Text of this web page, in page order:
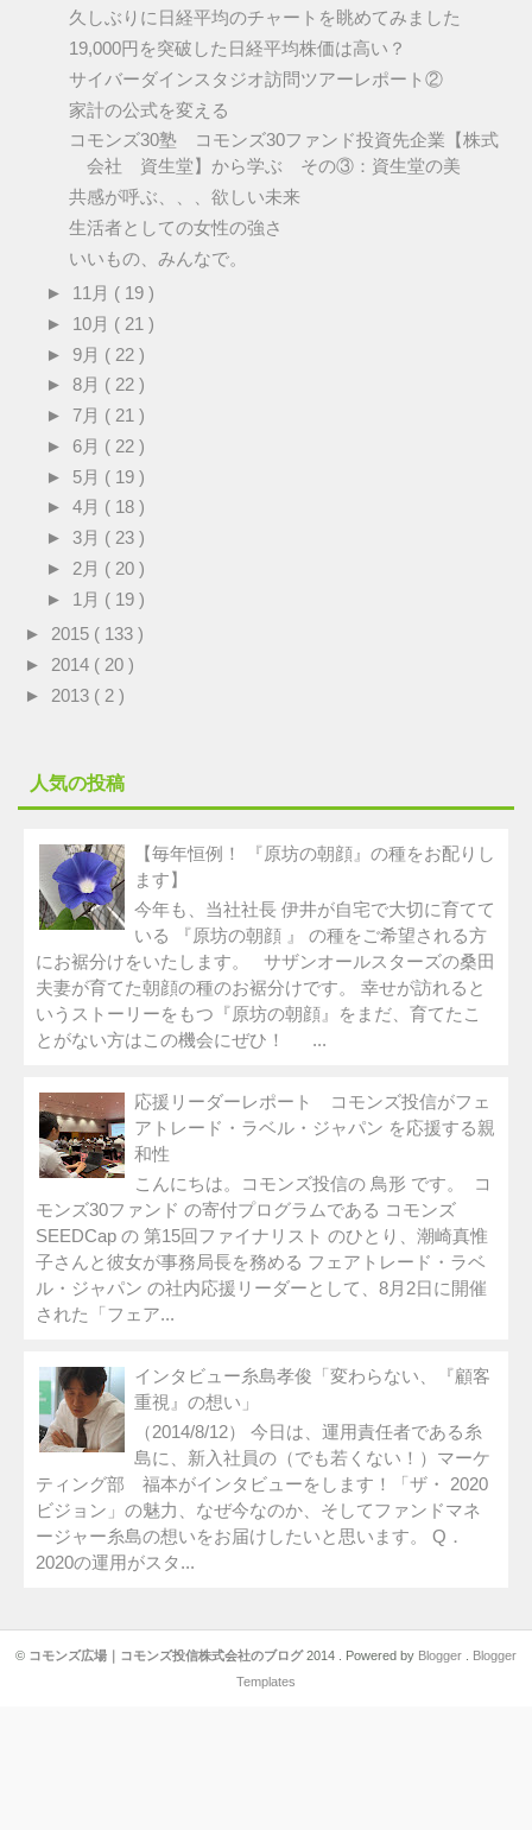
久しぶりに日経平均のチャートを眺めてみました
19,000円を突破した日経平均株価は高い？
サイバーダインスタジオ訪問ツアーレポート②
家計の公式を変える
コモンズ30塾 コモンズ30ファンド投資先企業【株式
会社 資生堂】から学ぶ その③：資生堂の美
共感が呼ぶ、、、欲しい未来
生活者としての女性の強さ
いいもの、みんなで。
► 11月 ( 19 )
► 10月 ( 21 )
► 9月 ( 22 )
► 8月 ( 22 )
► 7月 ( 21 )
► 6月 ( 22 )
► 5月 ( 19 )
► 4月 ( 18 )
► 3月 ( 23 )
► 2月 ( 20 )
► 1月 ( 19 )
► 2015 ( 133 )
► 2014 ( 20 )
► 2013 ( 2 )
人気の投稿
【毎年恒例！ 『原坊の朝顔』の種をお配りし
ます】
今年も、当社社長 伊井が自宅で大切に育てて
いる 『原坊の朝顔 』 の種をご希望される方
にお裾分けをいたします。 サザンオールスターズの桑田
夫妻が育てた朝顔の種のお裾分けです。 幸せが訪れると
いうストーリーをもつ『原坊の朝顔』をまだ、育てたこ
とがない方はこの機会にぜひ！ ...
応援リーダーレポート コモンズ投信がフェ
アトレード・ラベル・ジャパン を応援する親
和性
こんにちは。コモンズ投信の 鳥形 です。 コ
モンズ30ファンド の寄付プログラムである コモンズ
SEEDCap の 第15回ファイナリスト のひとり、潮崎真惟
子さんと彼女が事務局長を務める フェアトレード・ラベ
ル・ジャパン の社内応援リーダーとして、8月2日に開催
された「フェア...
インタビュー糸島孝俊「変わらない、『顧客
重視』の想い」
（2014/8/12） 今日は、運用責任者である糸
島に、新入社員の（でも若くない！）マーケ
ティング部 福本がインタビューをします！「ザ・ 2020
ビジョン」の魅力、なぜ今なのか、そしてファンドマネ
ージャー糸島の想いをお届けしたいと思います。 Q．
2020の運用がスタ...
© コモンズ広場｜コモンズ投信株式会社のブログ2014 . Powered by Blogger
Blogger
Templates